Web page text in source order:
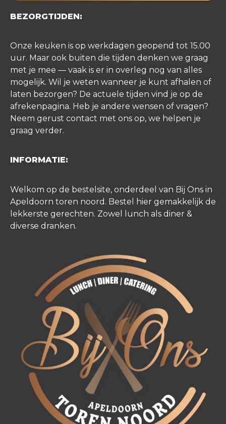
BEZORGTIJDEN:
Onze keuken is op werkdagen geopend tot 15.00
uur. Maar ook buiten die tijden denken we graag
met je mee — vaak is er in overleg nog van alles
mogelijk. Wil je weten wanneer je kunt afhalen of
laten bezorgen? De actuele tijden vind je op de
afrekenpagina. Heb je andere wensen of vragen?
Neem gerust contact met ons op, we helpen je
graag verder.
INFORMATIE:
Welkom op de bestelsite, onderdeel van Bij Ons in
Apeldoorn toren noord. Bestel hier gemakkelijk de
lekkerste gerechten. Zowel lunch als diner &
diverse dranken.